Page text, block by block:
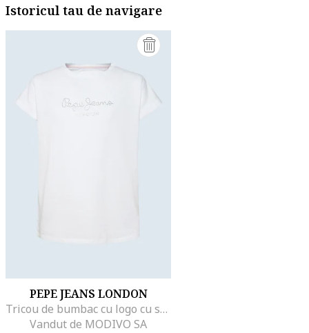
Istoricul tau de navigare
PEPE JEANS LONDON
Tricou de bumbac cu logo cu strasuri Nuria, Alb
Vandut de MODIVO SA